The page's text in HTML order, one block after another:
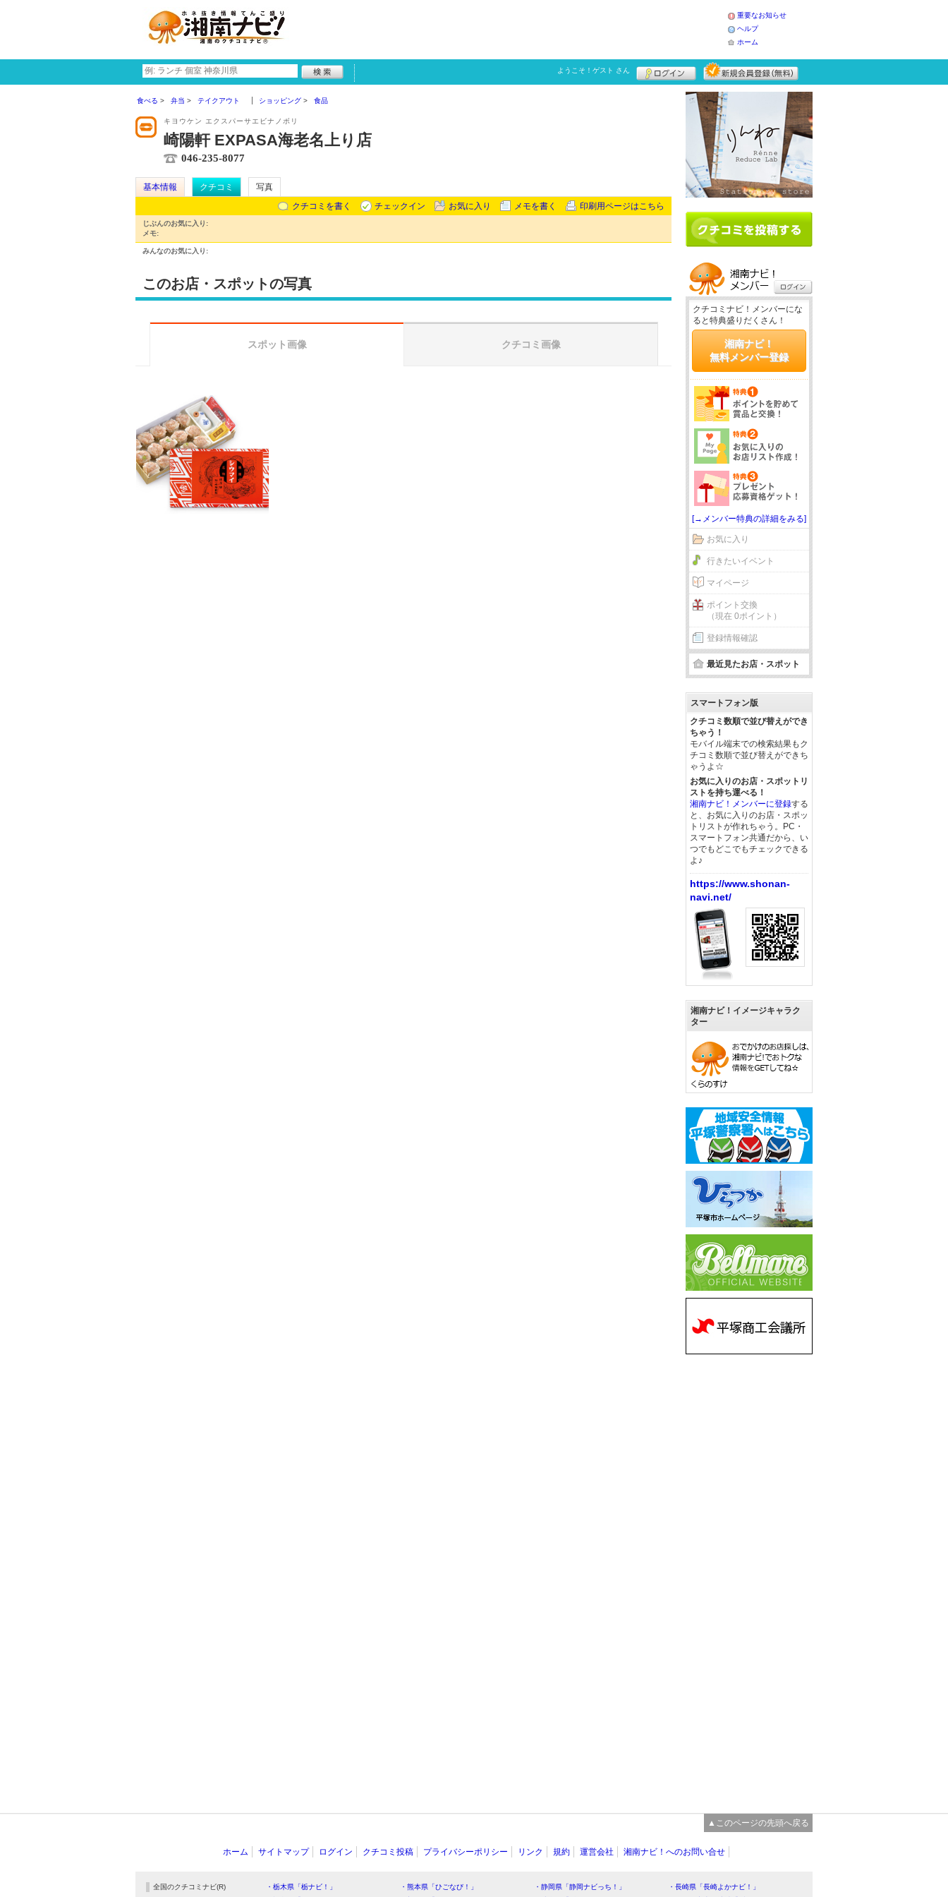
重要なお知らせ
ヘルプ
ホーム
ようこそ！ ゲスト さん
食べる 弁当 テイクアウト ショッピング 食品
キヨウケン エクスパーサエビナノボリ
崎陽軒 EXPASA海老名上り店
046-235-8077
基本情報 クチコミ
写真
クチコミを書く
チェックイン お気に入り メモを書く 印刷用ページはこちら
じぶんのお気に入り:
メモ:
みんなのお気に入り:
このお店・スポットの写真
スポット画像 クチコミ画像
クチコミナビ！メンバーにな
ると特典盛りだくさん！
湘南ナビ！
無料メンバー登録
[→メンバー特典の詳細をみる]
お気に入り
行きたいイベント
マイページ
ポイント交換
（現在 0ポイント）
登録情報確認
最近見たお店・スポット
スマートフォン版
クチコミ数順で並び替えができ
ちゃう！
モバイル端末での検索結果もク
チコミ数順で並び替えができち
ゃうよ☆
お気に入りのお店・スポットリ
ストを持ち運べる！
湘南ナビ！メンバーに登録する
と、お気に入りのお店・スポッ
トリストが作れちゃう。PC・
スマートフォン共通だから、い
つでもどこでもチェックできる
よ♪
https://www.shonan-
navi.net/
湘南ナビ！イメージキャラク
ター
▲このページの先頭へ戻る
ホーム サイトマップ ログイン クチコミ投稿 プライバシーポリシー リンク 規約 運営会社 湘南ナビ！へのお問い合せ
全国のクチコミナビ(R) ・栃木県「栃ナビ！」 ・熊本県「ひごなび！」 ・静岡県「静岡ナビっち！」
・長崎県「長崎よかナビ！」